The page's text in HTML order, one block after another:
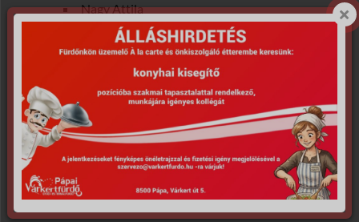
Nagy Attila
A programok kezdési időpontjai a létszám
függvényében változhatnak.
A Mesterszauna kizárólag
fürdőruhamentesen
(szaunatextilben/lepedőben/törölközőben)
használható, betartva a helyes szaunázás
szabályait!